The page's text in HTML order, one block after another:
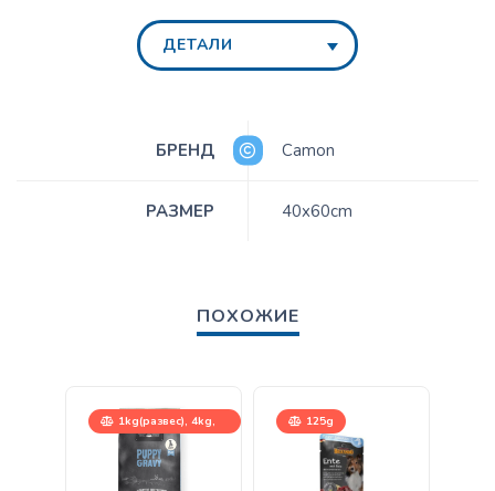
ДЕТАЛИ
БРЕНД Camon
РАЗМЕР 40x60cm
ПОХОЖИЕ
1kg(развес), 4kg,
12,5kg
125g